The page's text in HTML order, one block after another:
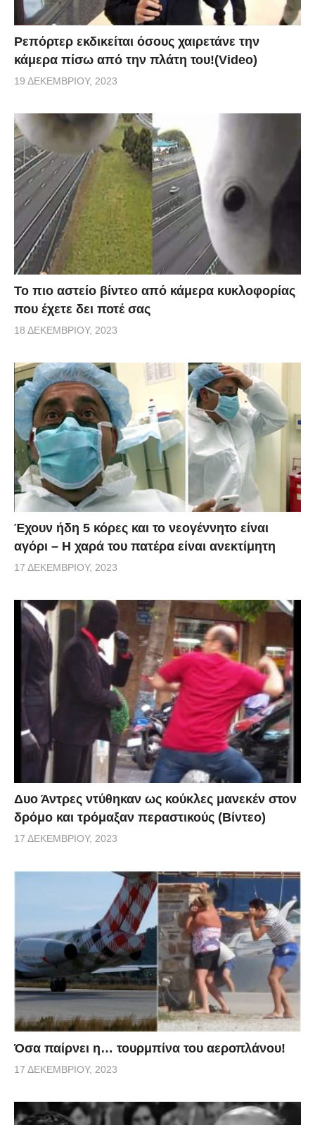
Ρεπόρτερ εκδικείται όσους χαιρετάνε την
κάμερα πίσω από την πλάτη του!(Video)
19 ΔΕΚΕΜΒΡΊΟΥ, 2023
Το πιο αστείο βίντεο από κάμερα κυκλοφορίας
που έχετε δει ποτέ σας
18 ΔΕΚΕΜΒΡΊΟΥ, 2023
Έχουν ήδη 5 κόρες και το νεογέννητο είναι
αγόρι – Η χαρά του πατέρα είναι ανεκτίμητη
17 ΔΕΚΕΜΒΡΊΟΥ, 2023
Δυο Άντρες ντύθηκαν ως κούκλες μανεκέν στον
δρόμο και τρόμαξαν περαστικούς (Βίντεο)
17 ΔΕΚΕΜΒΡΊΟΥ, 2023
Όσα παίρνει η… τουρμπίνα του αεροπλάνου!
17 ΔΕΚΕΜΒΡΊΟΥ, 2023